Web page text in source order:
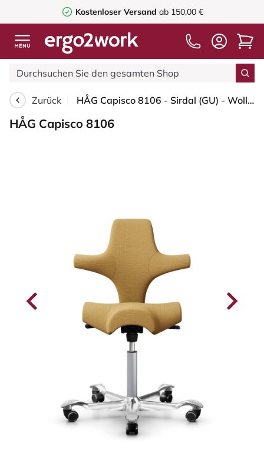
Kostenloser Versand ab 150,00 €
Zurück HÅG Capisco 8106 - Sirdal (GU) - Wolle - SRD320 - Ochre - Silber - 150mm (Sitzhöhe 40-55cm) - Weiche Rollen für harte Böden
HÅG Capisco 8106